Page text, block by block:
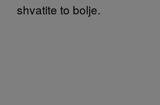
shvatite to bolje.